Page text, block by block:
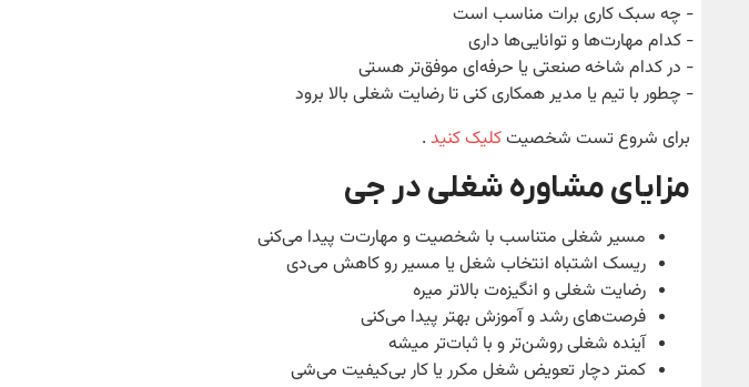
‑ چه سبک کاری برات مناسب است
‑ کدام مهارت‌ها و توانایی‌ها داری
‑ در کدام شاخه صنعتی یا حرفه‌ای موفق‌تر هستی
‑ چطور با تیم یا مدیر همکاری کنی تا رضایت شغلی بالا برود
برای شروع تست شخصیتکلیک کنید .
مزایای مشاوره شغلی در جی
مسیر شغلی متناسب با شخصیت و مهارت‌ت پیدا می‌کنی
ریسک اشتباه انتخاب شغل یا مسیر رو کاهش می‌دی
رضایت شغلی و انگیزه‌ت بالاتر میره
فرصت‌های رشد و آموزش بهتر پیدا می‌کنی
آینده شغلی روشن‌تر و با ثبات‌تر میشه
کمتر دچار تعویض شغل مکرر یا کار بی‌کیفیت می‌شی